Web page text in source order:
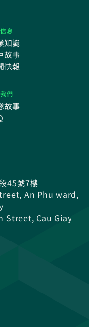
息
知識
故事
快報
們
故事
45號7樓
An Phu ward,
Street, Cau Giay